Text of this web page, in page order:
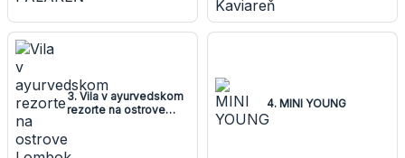
3. Vila v ayurvedskom
rezorte na ostrove
4. MINI YOUNG